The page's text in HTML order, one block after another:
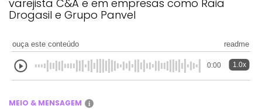
varejista C&A e em empresas como Raia
Drogasil e Grupo Panvel
ouça este conteúdo readme
0:00 1.0x
MEIO & MENSAGEM i